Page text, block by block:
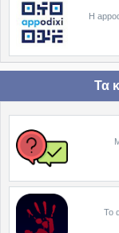
Η
Τα
Το